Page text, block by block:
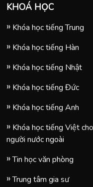
KHOÁ HỌC
Khóa học tiếng Trung
Khóa học tiếng Hàn
Khóa học tiếng Nhật
Khóa học tiếng Đức
Khóa học tiếng Anh
Khóa học tiếng Việt cho
người nước ngoài
Tin học văn phòng
Trung tâm gia sư